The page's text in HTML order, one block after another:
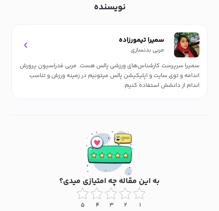
نویسنده
سمیرا تیمورزاده
مربی بدنسازی
سمیرا سرپرست کارشناس‌های ورزشی پالس هست. مربی فدراسیون پرورش
اندامه و توی سایت و اپلیکیشن پالس میتونیم در زمینه ورزش و تناسب
اندام از دانشش استفاده کنیم.
به این مقاله چه امتیازی میدی؟
۱ ۲ ۳ ۴ ۵